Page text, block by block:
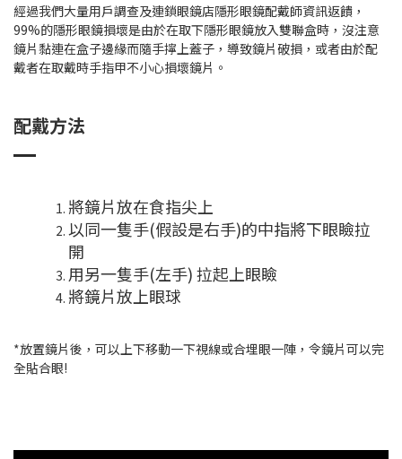
經過我們大量用戶調查及連鎖眼鏡店隱形眼鏡配戴師資訊返饋，
99%的隱形眼鏡損壞是由於在取下隱形眼鏡放入雙聯盒時，沒注意
鏡片黏連在盒子邊緣而隨手擰上蓋子，導致鏡片破損，或者由於配
戴者在取戴時手指甲不小心損壞鏡片。
配戴方法
將鏡片放在食指尖上
以同一隻手(假設是右手)的中指將下眼瞼拉
開
用另一隻手(左手) 拉起上眼瞼
將鏡片放上眼球
*放置鏡片後，可以上下移動一下視線或合埋眼一陣，令鏡片可以完
全貼合眼!